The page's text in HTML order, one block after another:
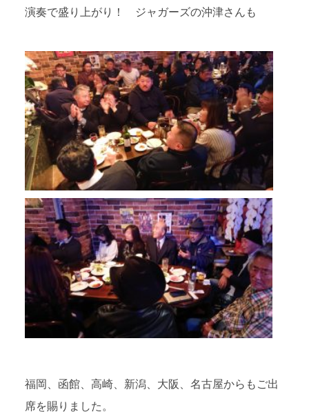
演奏で盛り上がり！ ジャガーズの沖津さんも
福岡、函館、高崎、新潟、大阪、名古屋からもご出
席を賜りました。